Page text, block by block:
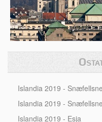
Islandia 2019 -
Islandia 2019 -
Islandia 2019 - Esja